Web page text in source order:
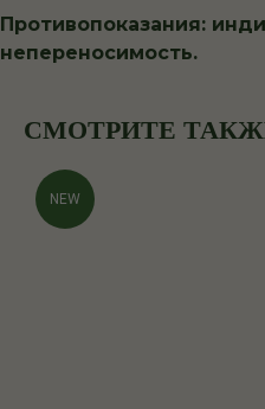
Противопоказания:
непереносимость.
СМОТРИТЕ
NEW